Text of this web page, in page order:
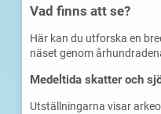
Vad finns att se?
Här kan du utforska en
näset genom
Medeltida skatter och
Utställningarna visar